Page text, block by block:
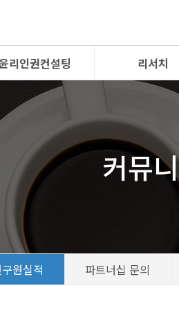
리인권컨설팅 리서치
커뮤
원실적 파트너십 문의